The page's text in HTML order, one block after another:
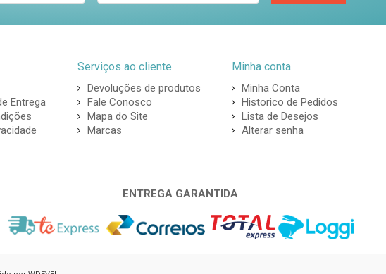
Entrega
Serviços ao cliente
Devoluções de produtos
Fale Conosco
Mapa do Site
Marcas
Minha conta
Minha Conta
Historico de Pedidos
Lista de Desejos
Alterar senha
ENTREGA GARANTIDA